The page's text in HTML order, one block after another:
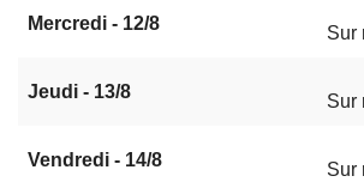
Mercredi - 12/8 Sur
Jeudi - 13/8 Sur
Vendredi - 14/8 Sur